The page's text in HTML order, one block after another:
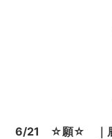
6/21 ☆願☆ ｜鹿